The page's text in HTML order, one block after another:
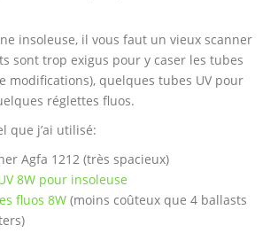
insoleuse, il vous faut un vieux scanner
sont trop exigus pour y caser les tubes
modifications), quelques tubes UV pour
réglettes fluos.
que j’ai utilisé:
Agfa 1212 (très spacieux)
8W pour insoleuse
fluos 8W (moins coûteux que 4 ballasts